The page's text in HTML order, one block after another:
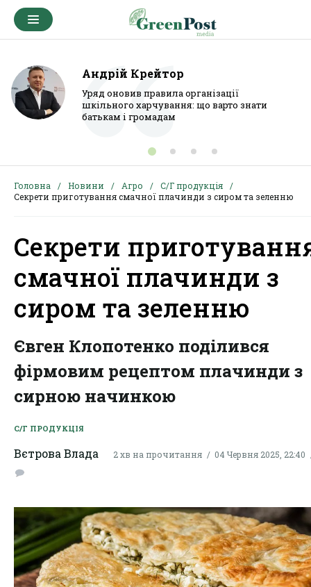
Андрій Крейтор
Уряд оновив правила організації
шкільного харчування: що варто знати
батькам і громадам
Головна Новини Агро
С/Г продукція
Секрети приготування смачної плачинди з сиром та зеленню
Секрети
смачної плачинди з
сиром та зеленню
Євген Клопотенко поділився
фірмовим рецептом плачинди з
сирною начинкою
С/Г ПРОДУКЦІЯ
Вєтрова Влада 2 хв на прочитання 04 Червня 2025, 22:40